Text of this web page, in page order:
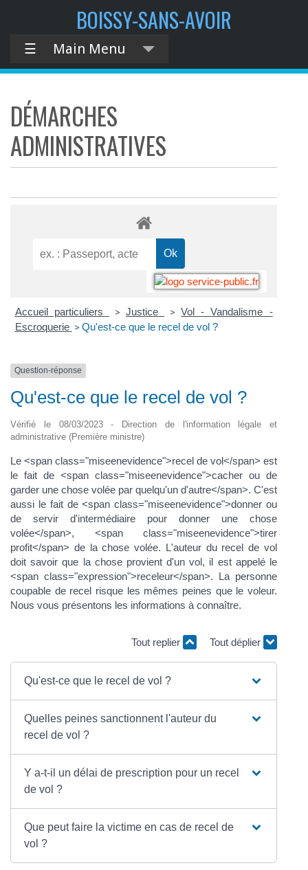
BOISSY-SANS-AVOIR
☰ Main Menu
DÉMARCHES
ADMINISTRATIVES
Accueil particuliers > Justice > Vol - Vandalisme -
Escroquerie > Qu'est-ce que le recel de vol ?
Question-réponse
Qu'est-ce que le recel de vol ?
Vérifié le 08/03/2023 - Direction de l'information légale et
administrative (Première ministre)
Le <span class="miseenevidence">recel de vol</span> est
le fait de <span class="miseenevidence">cacher ou de
garder une chose volée par quelqu'un d'autre</span>. C'est
aussi le fait de <span class="miseenevidence">donner ou
de servir d'intermédiaire pour donner une chose
volée</span>, <span class="miseenevidence">tirer
profit</span> de la chose volée. L'auteur du recel de vol
doit savoir que la chose provient d'un vol, il est appelé le
<span class="expression">receleur</span>. La personne
coupable de recel risque les mêmes peines que le voleur.
Nous vous présentons les informations à connaître.
Tout replier Tout déplier
Qu'est-ce que le recel de vol ?
Quelles peines sanctionnent l'auteur du
recel de vol ?
Y a-t-il un délai de prescription pour un recel
de vol ?
Que peut faire la victime en cas de recel de
vol ?